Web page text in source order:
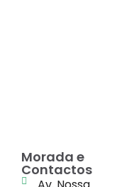
Morada e
Contactos